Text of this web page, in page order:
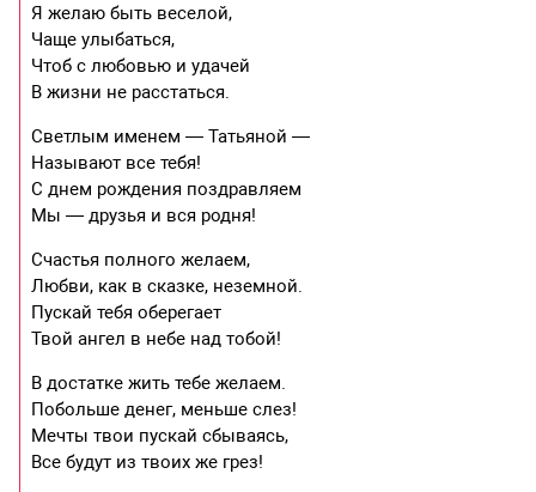
Я желаю быть веселой,
Чаще улыбаться,
Чтоб с любовью и удачей
В жизни не расстаться.
Светлым именем — Татьяной —
Называют все тебя!
С днем рождения поздравляем
Мы — друзья и вся родня!
Счастья полного желаем,
Любви, как в сказке, неземной.
Пускай тебя оберегает
Твой ангел в небе над тобой!
В достатке жить тебе желаем.
Побольше денег, меньше слез!
Мечты твои пускай сбываясь,
Все будут из твоих же грез!